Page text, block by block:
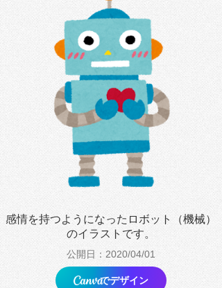
感情を持つようになったロボット（機械）
のイラストです。
公開日：2020/04/01
でデザイン